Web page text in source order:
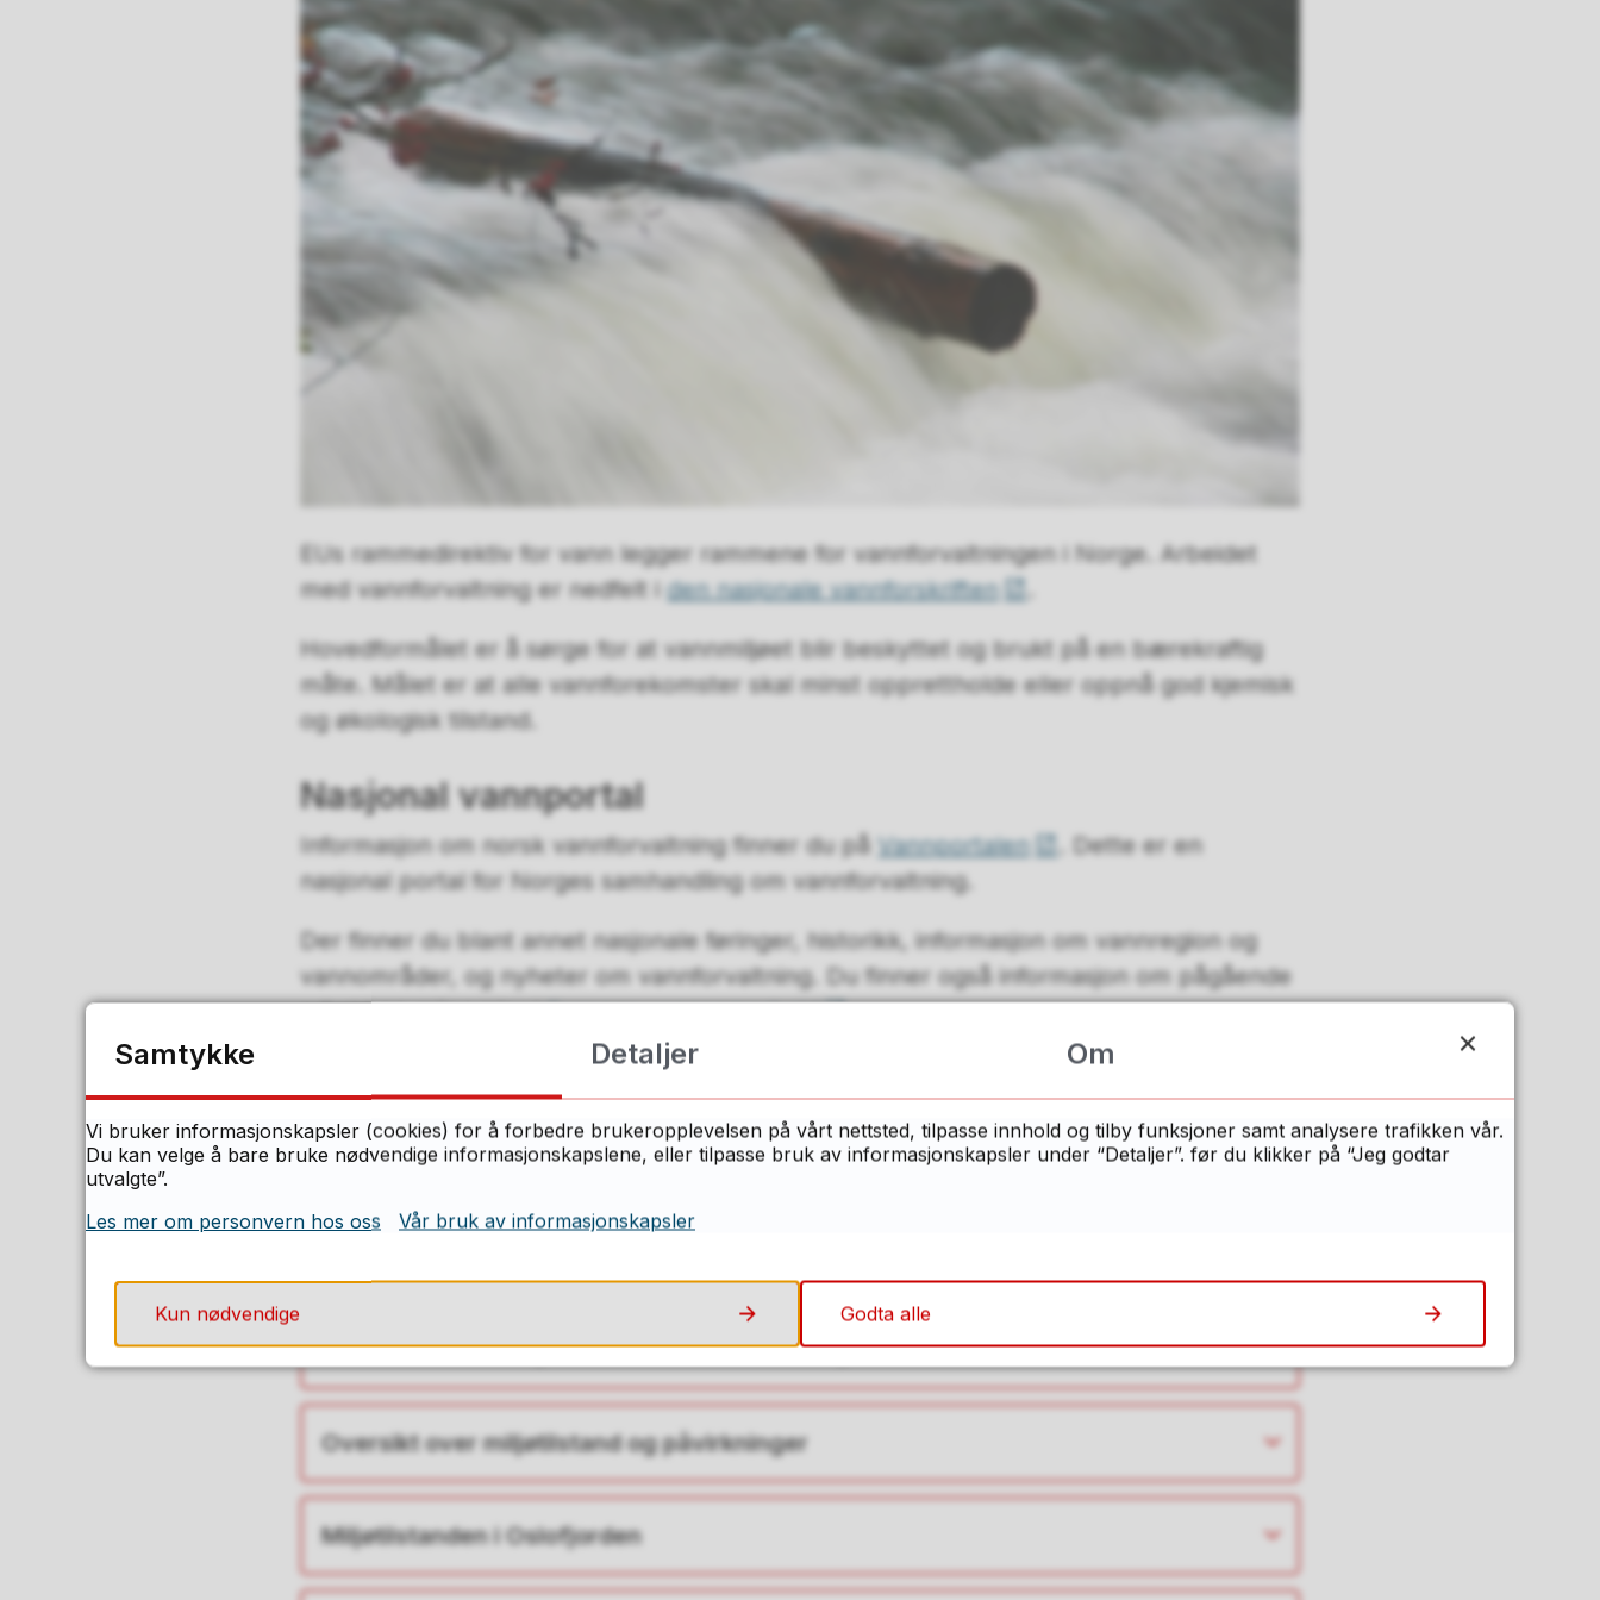
EUs rammedirektiv for vann legger rammene for vannforvaltningen i Norge. Arbeidet
med vannforvaltning er nedfelt iden nasjonale vannforskriften
Hovedformålet er å sørge for at vannmiljøet blir beskyttet og brukt på en bærekraftig
måte. Målet er at alle vannforekomster skal minst opprettholde eller oppnå god kjemisk
og økologisk tilstand.
Nasjonal vannportal
Informasjon om norsk vannforvaltning finner du på Vannportalen
. Dette er en
nasjonal portal for Norges samhandling om vannforvaltning.
Der finner du blant annet nasjonale føringer, historikk, informasjon om vannregion og
vannområder, og nyheter om vannforvaltning. Du finner også informasjon om pågående
arbeid og milepæler iEuropas vannsamarbeid .
Les mer om ulike tema knyttet til vannforvaltningen:
Helhetlig vannforvaltning
Kommunenes viktige ansvar i vannforvaltningen
Oversikt over miljøtilstand og påvirkninger
Miljøtilstanden i Oslofjorden
Samtykke Detaljer Om
Vi bruker informasjonskapsler (cookies) for å forbedre brukeropplevelsen på vårt nettsted, tilpasse innhold og tilby funksjoner samt analysere trafikken vår.
Du kan velge å bare bruke nødvendige informasjonskapslene, eller tilpasse bruk av informasjonskapsler under “Detaljer”. før du klikker på “Jeg godtar
utvalgte”.
Les mer om personvern hos oss
Vår bruk av informasjonskapsler
Kun nødvendige Godta alle